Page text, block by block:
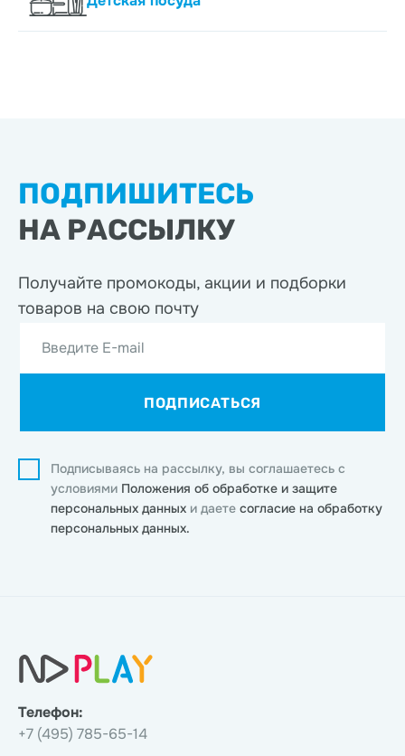
ПОДПИШИТЕСЬ
НА РАССЫЛКУ
Получайте промокоды, акции и подборки
товаров на свою почту
Введите E-mail
ПОДПИСАТЬСЯ
Подписываясь на рассылку, вы соглашаетесь с
условиями Положения об обработке и защите
персональных данных и даете согласие на обработку
персональных данных.
Телефон:
+7 (495) 785-65-14